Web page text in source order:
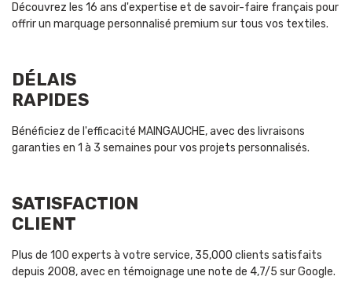
Découvrez les 16 ans d'expertise et de savoir-faire français pour
offrir un marquage personnalisé premium sur tous vos textiles.
DÉLAIS
RAPIDES
Bénéficiez de l'efficacité MAINGAUCHE, avec des livraisons
garanties en 1 à 3 semaines pour vos projets personnalisés.
SATISFACTION
CLIENT
Plus de 100 experts à votre service, 35,000 clients satisfaits
depuis 2008, avec en témoignage une note de 4,7/5 sur Google.